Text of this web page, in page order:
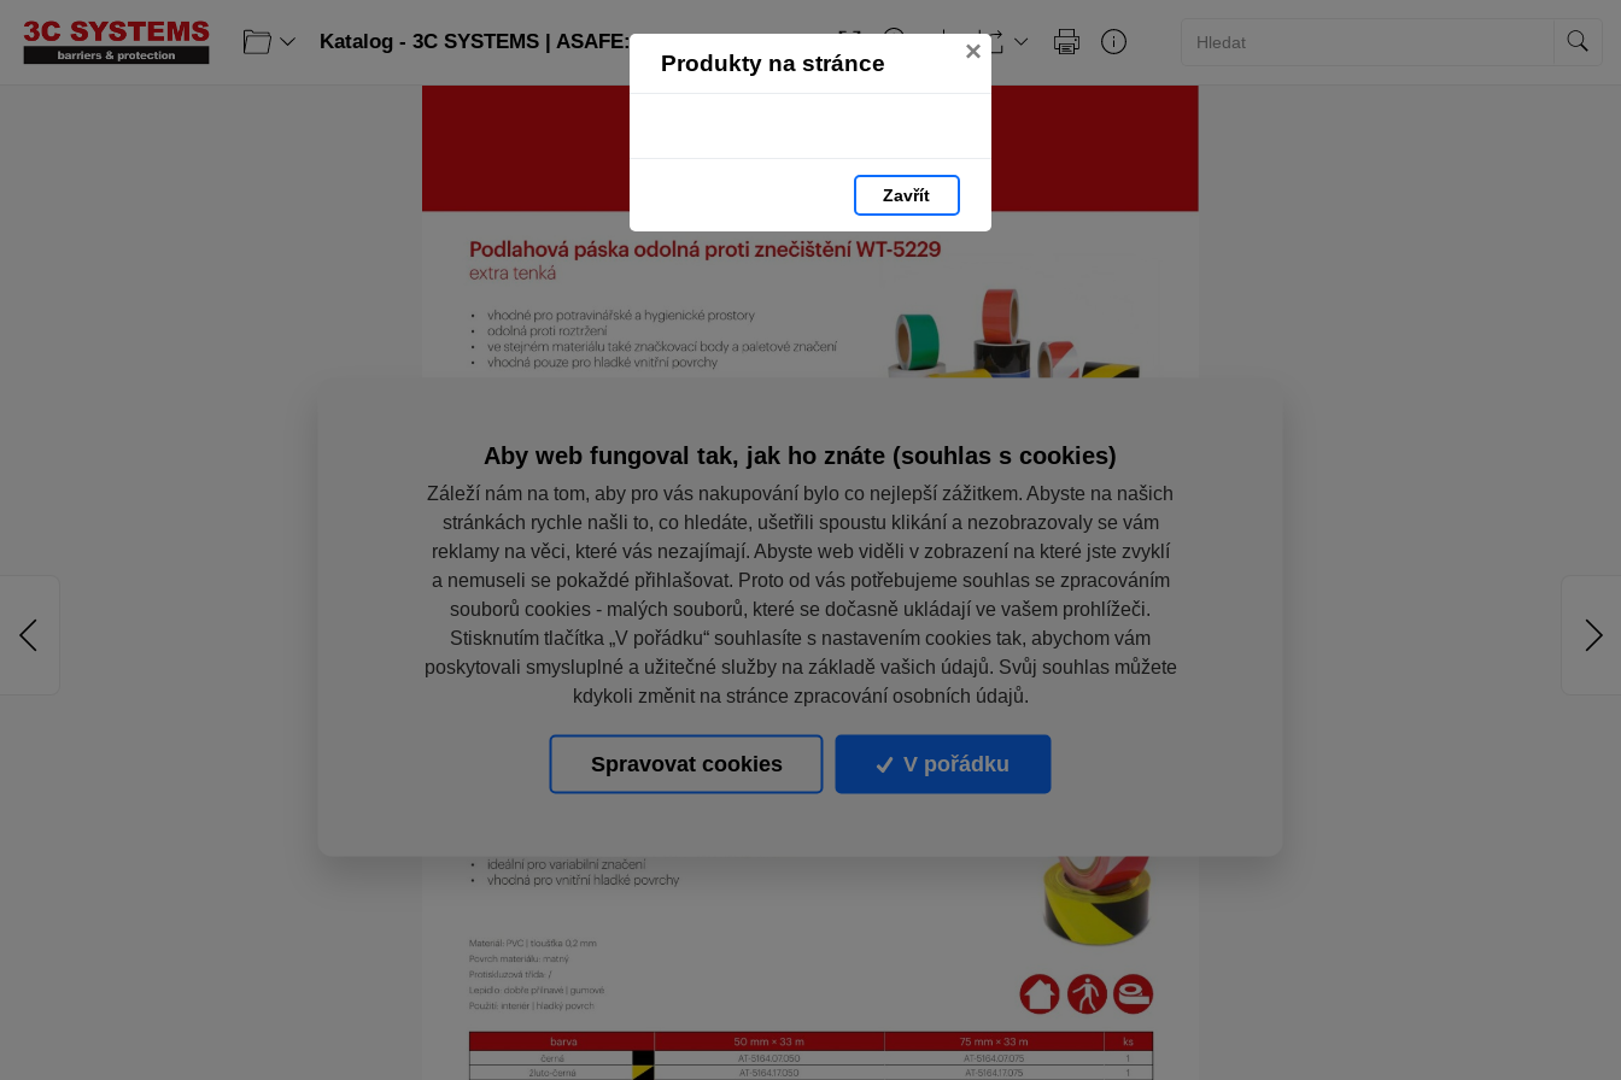
Produkty na stránce ×
Zavřít
Katalog - 3C SYSTEMS | ASAFE: strana 57
Aby web fungoval tak, jak ho znáte (souhlas s cookies)
Záleží nám na tom, aby pro vás nakupování bylo co nejlepší zážitkem. Abyste na našich
stránkách rychle našli to, co hledáte, ušetřili spoustu klikání a nezobrazovaly se vám
reklamy na věci, které vás nezajímají. Abyste web viděli v zobrazení na které jste zvyklí
a nemuseli se pokaždé přihlašovat. Proto od vás potřebujeme souhlas se zpracováním
souborů cookies - malých souborů, které se dočasně ukládají ve vašem prohlížeči.
Stisknutím tlačítka „V pořádku“ souhlasíte s nastavením cookies tak, abychom vám
poskytovali smysluplné a užitečné služby na základě vašich údajů. Svůj souhlas můžete
kdykoli změnit na stránce zpracování osobních údajů.
Spravovat cookies V pořádku